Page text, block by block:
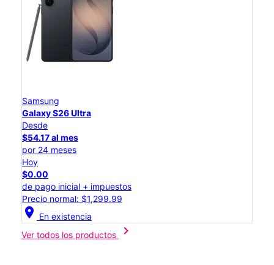
Samsung
Galaxy S26 Ultra
Desde
$54.17 al mes
por 24 meses
Hoy
$0.00
de pago inicial + impuestos
Precio normal: $1,299.99
location_on En existencia
Ver todos los productos
chevron_right